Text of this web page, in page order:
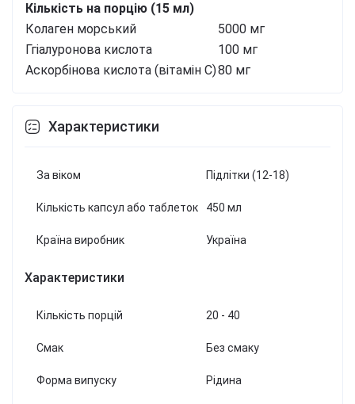
Кількість на порцію (15 мл)
Колаген морський
5000 мг
Ггіалуронова кислота
100 мг
Аскорбінова кислота (вітамін С)80 мг
Характеристики
За віком Підлітки (12-18)
Кількість капсул або таблеток 450 мл
Країна виробник Україна
Характеристики
Кількість порцій 20 - 40
Смак Без смаку
Форма випуску Рідина